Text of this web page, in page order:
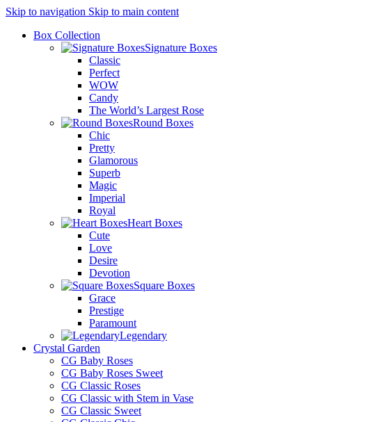
Skip to navigation Skip to main content
Box Collection
Signature Boxes
Classic
Perfect
WOW
Candy
The World’s Largest Rose
Round Boxes
Chic
Pretty
Glamorous
Superb
Magic
Imperial
Royal
Heart Boxes
Cute
Love
Desire
Devotion
Square Boxes
Grace
Prestige
Paramount
Legendary
Crystal Garden
CG Baby Roses
CG Baby Roses Sweet
CG Classic Roses
CG Classic with Stem in Vase
CG Classic Sweet